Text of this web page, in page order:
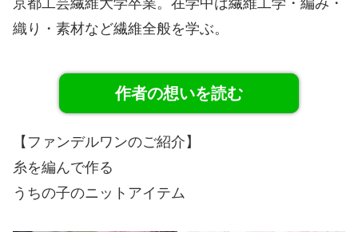
京都工芸繊維大学卒業。在学中は繊維工学・編み・
織り・素材など繊維全般を学ぶ。
作者の想いを読む
【ファンデルワンのご紹介】
糸を編んで作る
うちの子のニットアイテム